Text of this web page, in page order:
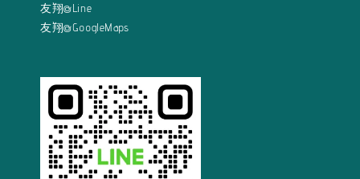
友翔@Line
友翔@GoogleMaps